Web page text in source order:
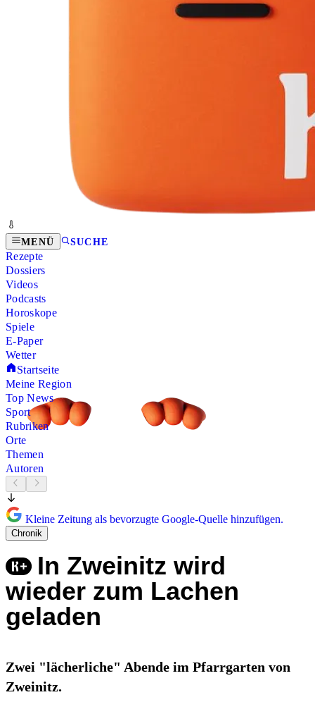
MENÜ SUCHE
Rezepte
Dossiers
Videos
Podcasts
Horoskope
Spiele
E-Paper
Wetter
Startseite
Meine Region
Top News
Sport
Rubriken
Orte
Themen
Autoren
Kleine Zeitung als bevorzugte Google-Quelle hinzufügen.
Chronik
In Zweinitz wird
wieder zum Lachen
geladen
Zwei "lächerliche" Abende im Pfarrgarten von
Zweinitz.